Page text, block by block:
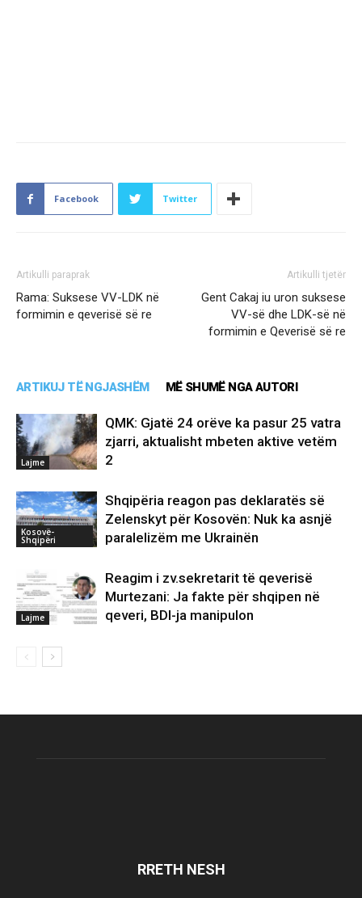
Facebook Twitter
Artikulli paraprak
Rama: Suksese VV-LDK në
formimin e qeverisë së re
Artikulli tjetër
Gent Cakaj iu uron suksese
VV-së dhe LDK-së në
formimin e Qeverisë së re
ARTIKUJ TË NGJASHËM MË SHUMË NGA AUTORI
Lajme
QMK: Gjatë 24 orëve ka pasur 25 vatra
zjarri, aktualisht mbeten aktive vetëm
2
Kosovë-
Shqipëri
Shqipëria reagon pas deklaratës së
Zelenskyt për Kosovën: Nuk ka asnjë
paralelizëm me Ukrainën
Lajme
Reagim i zv.sekretarit të qeverisë
Murtezani: Ja fakte për shqipen në
qeveri, BDI-ja manipulon
RRETH NESH